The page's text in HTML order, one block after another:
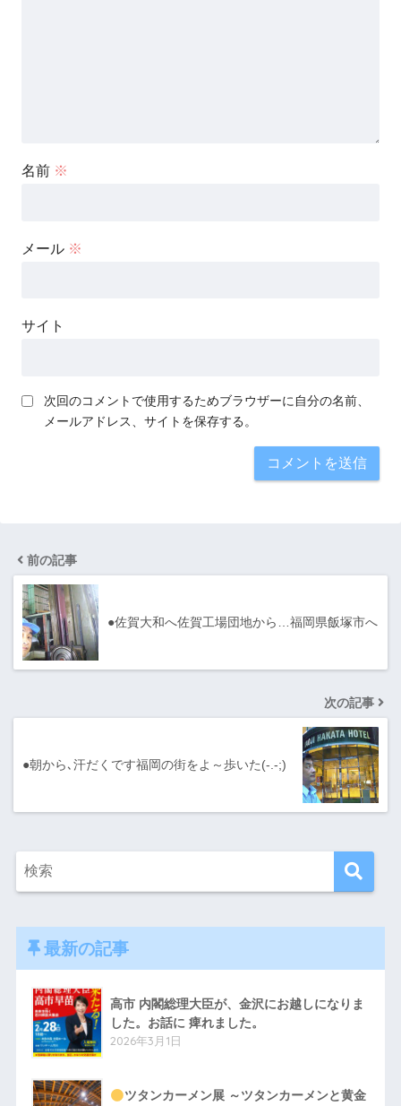
名前 ※
メール ※
サイト
次回のコメントで使用するためブラウザーに自分の名前、
メールアドレス、サイトを保存する。
前の記事
●佐賀大和へ佐賀工場団地から…福岡県飯塚市へ
次の記事
●朝から､汗だくです福岡の街をよ～歩いた(-.-;)
最新の記事
高市 内閣総理大臣が、金沢にお越しになりま
した。お話に 痺れました。
2026年3月1日
ツタンカーメン展 ～ツタンカーメンと黄金